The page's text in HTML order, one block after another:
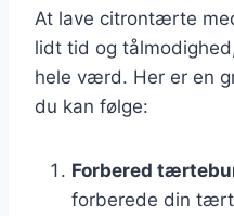
At lave citrontærte
lidt tid og
hele værd. Her er en
du kan følge:
Forbered
forberede din